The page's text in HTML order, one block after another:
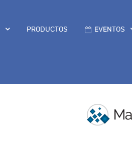
PRODUCTOS EVENTOS